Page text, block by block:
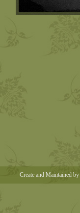
Create and Maintained by